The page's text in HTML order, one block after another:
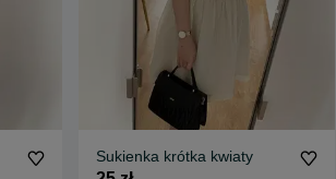
Sukienka krótka kwiaty